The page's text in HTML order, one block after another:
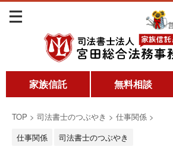
家族信託 無料相談
TOP > 司法書士のつぶやき > 仕事関係 >
仕事関係
司法書士のつぶやき